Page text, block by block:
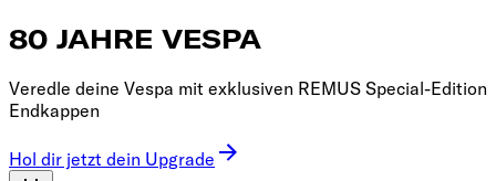
80 JAHRE VESPA
Veredle deine Vespa mit exklusiven REMUS Special-Edition
Endkappen
Hol dir jetzt dein Upgrade